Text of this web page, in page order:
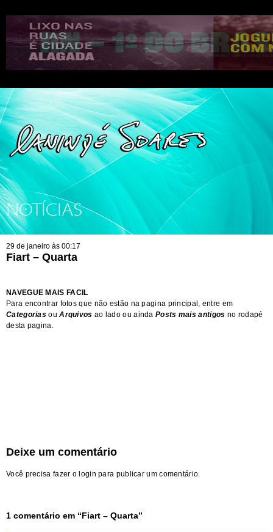
NOTÍCIAS
29 de janeiro às 00:17
Fiart – Quarta
NAVEGUE MAIS FACIL
Para encontrar fotos que não estão na pagina principal, entre em
Categorias ouArquivos ao lado ou aindaPosts mais antigos no rodapé
desta pagina.
Deixe um comentário
Você precisa fazer o login para publicar um comentário.
1 comentário em “Fiart – Quarta”